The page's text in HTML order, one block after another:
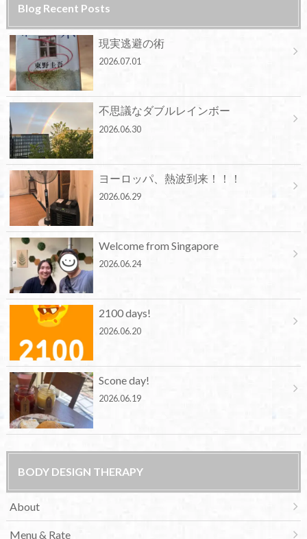
Blog Recent Posts
現実逃避の術
2026.07.01
不思議なダブルレインボー
2026.06.30
ヨーロッパ、熱波到来！！！
2026.06.29
Welcome from Singapore
2026.06.24
2100 days!
2026.06.20
Scone day!
2026.06.19
BODY DESIGN THERAPY
About
Menu & Rate